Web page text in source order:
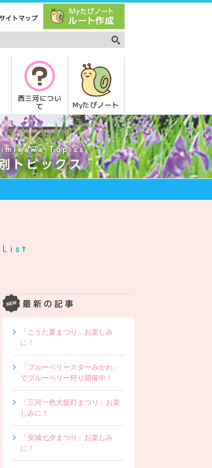
西三河につい
て
Myたびノート
「こうた夏まつり」お楽しみ
に！
「ブルーベリースターみかわ」
でブルーベリー狩り開催中！
「三河一色大提灯まつり」お楽
しみに！
「安城七夕まつり」お楽しみ
に！